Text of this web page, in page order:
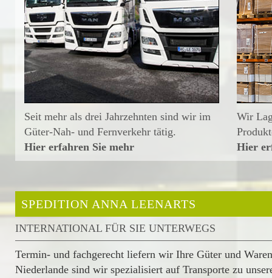
Seit mehr als drei Jahrzehnten sind wir im
Güter-Nah- und Fernverkehr tätig.
Hier erfahren Sie mehr
Wir
Hier
SPEDITION ANNA LEENARTS
INTERNATIONAL FÜR SIE UNTERWEGS
Termin- und fachgerecht liefern wir Ihre Güter und
Niederlande sind wir spezialisiert auf Transporte zu